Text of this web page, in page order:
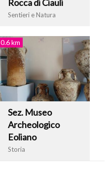
Rocca di Ciauli
Sentieri e Natura
0.6 km
Sez. Museo
Archeologico
Eoliano
Storia